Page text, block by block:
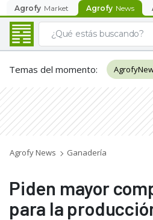
Agrofy Market Agrofy News
Temas del momento:
Agrofy News Ganadería
Piden mayor
para la